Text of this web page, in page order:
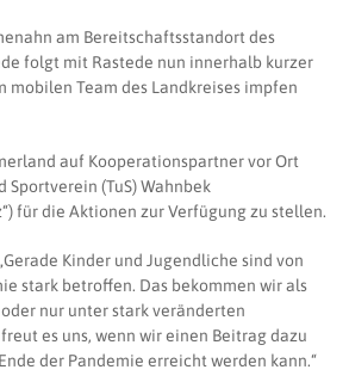
am Bereitschaftsstandort des
folgt mit Rastede nun innerhalb kurzer
Team des Landkreises impfen
auf Kooperationspartner vor Ort
(TuS) Wahnbek
für die Aktionen zur Verfügung zu stellen.
Kinder und Jugendliche sind von
stark betroffen. Das bekommen wir als
nur unter stark veränderten
es uns, wenn wir einen Beitrag dazu
der Pandemie erreicht werden kann.“